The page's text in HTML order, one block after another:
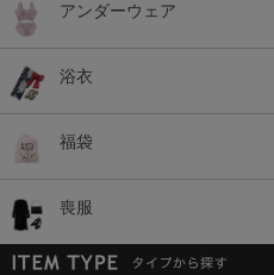
アンダーウェア
浴衣
福袋
喪服